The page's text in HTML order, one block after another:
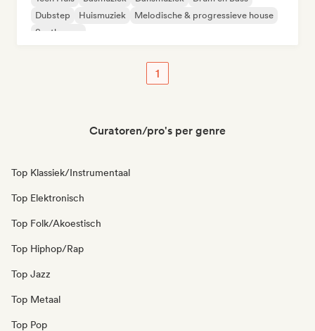
Dubstep
Huismuziek
Melodische & progressieve house
Synthwave
1
Curatoren/pro's per genre
Top Klassiek/Instrumentaal
Top Elektronisch
Top Folk/Akoestisch
Top Hiphop/Rap
Top Jazz
Top Metaal
Top Pop